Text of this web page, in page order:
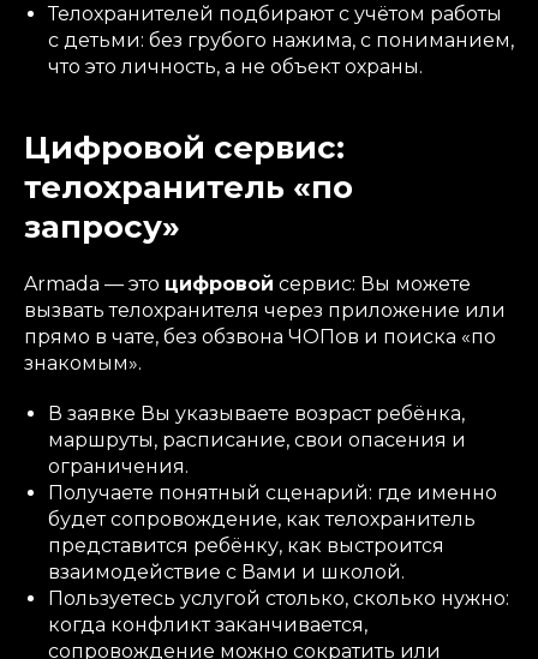
Телохранителей подбирают с учётом работы
с детьми: без грубого нажима, с пониманием,
что это личность, а не объект охраны.
Цифровой сервис:
телохранитель «по
запросу»
Armada — это цифровой сервис: Вы можете
вызвать телохранителя через приложение или
прямо в чате, без обзвона ЧОПов и поиска «по
знакомым».
В заявке Вы указываете возраст ребёнка,
маршруты, расписание, свои опасения и
ограничения.
Получаете понятный сценарий: где именно
будет сопровождение, как телохранитель
представится ребёнку, как выстроится
взаимодействие с Вами и школой.
Пользуетесь услугой столько, сколько нужно:
когда конфликт заканчивается,
сопровождение можно сократить или